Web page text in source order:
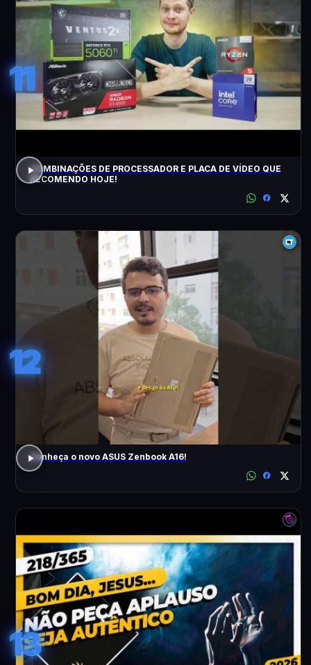
11
COMBINAÇÕES DE PROCESSADOR E PLACA DE VÍDEO QUE
RECOMENDO HOJE!
12
Conheça o novo ASUS Zenbook A16!
13